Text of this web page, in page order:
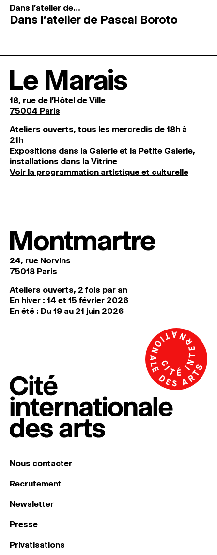
Dans l'atelier de...
Dans l’atelier de Pascal Boroto
Le Marais
18, rue de l'Hôtel de Ville
75004 Paris
Ateliers ouverts, tous les mercredis de 18h à
21h
Expositions dans la Galerie et la Petite Galerie,
installations dans la Vitrine
Voir la programmation artistique et culturelle
Montmartre
24, rue Norvins
75018 Paris
Ateliers ouverts, 2 fois par an
En hiver : 14 et 15 février 2026
En été : Du 19 au 21 juin 2026
Nous contacter
Recrutement
Newsletter
Presse
Privatisations